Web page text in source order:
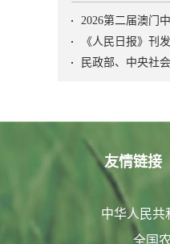
2026第二届澳门
友情链接
中华人民共
全国